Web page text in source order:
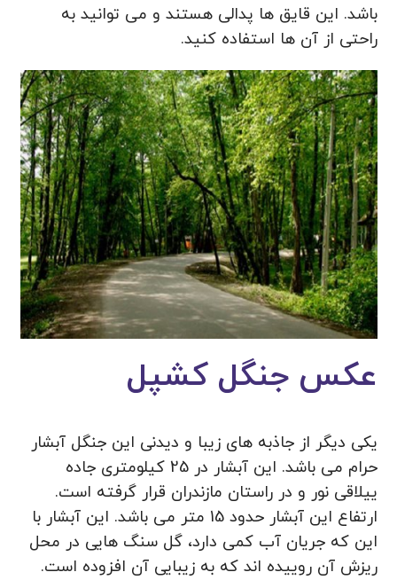
باشد. این قایق ها پدالی هستند و می توانید به
راحتی از آن ها استفاده کنید.
عکس جنگل کشپل
یکی دیگر از جاذبه های زیبا و دیدنی این جنگل آبشار
حرام می باشد. این آبشار در 25 کیلومتری جاده
ییلاقی نور و در راستان مازندران قرار گرفته است.
ارتفاع این آبشار حدود 15 متر می باشد. این آبشار با
این که جریان آب کمی دارد، گل سنگ هایی در محل
ریزش آن روییده اند که به زیبایی آن افزوده است.